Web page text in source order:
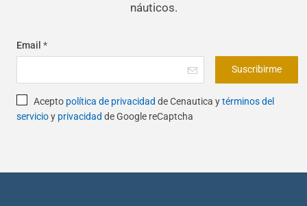
náuticos.
Email *
Suscribirme
Acepto política de privacidad de Cenautica ytérminos del
servicioy privacidad de Google reCaptcha